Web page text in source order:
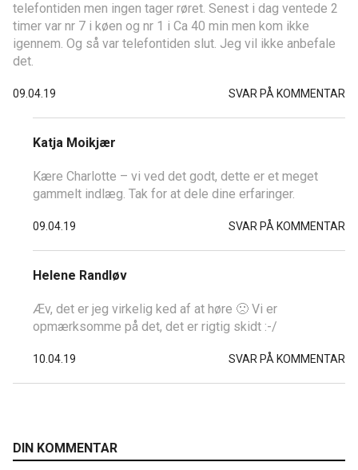
telefontiden men ingen tager røret. Senest i dag ventede 2
timer var nr 7 i køen og nr 1 i Ca 40 min men kom ikke
igennem. Og så var telefontiden slut. Jeg vil ikke anbefale
det.
09.04.19 SVAR PÅ KOMMENTAR
Katja Moikjær
Kære Charlotte – vi ved det godt, dette er et meget
gammelt indlæg. Tak for at dele dine erfaringer.
09.04.19 SVAR PÅ KOMMENTAR
Helene Randløv
Æv, det er jeg virkelig ked af at høre 🙁 Vi er
opmærksomme på det, det er rigtig skidt :-/
10.04.19 SVAR PÅ KOMMENTAR
DIN KOMMENTAR